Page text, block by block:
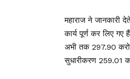
महाराज ने जानकारी
कार्य पूर्ण कर लिए गए
अभी तक 297.90
सुधारीकरण 259.01